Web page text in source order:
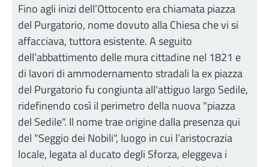
Fino agli inizi dell’Ottocento era chiamata piazza
del Purgatorio, nome dovuto alla Chiesa che vi si
affacciava, tuttora esistente. A seguito
dell’abbattimento delle mura cittadine nel 1821 e
di lavori di ammodernamento stradali la ex piazza
del Purgatorio fu congiunta all'attiguo largo Sedile,
ridefinendo così il perimetro della nuova "piazza
del Sedile". Il nome trae origine dalla presenza qui
del "Seggio dei Nobili", luogo in cui l’aristocrazia
locale, legata al ducato degli Sforza, eleggeva i